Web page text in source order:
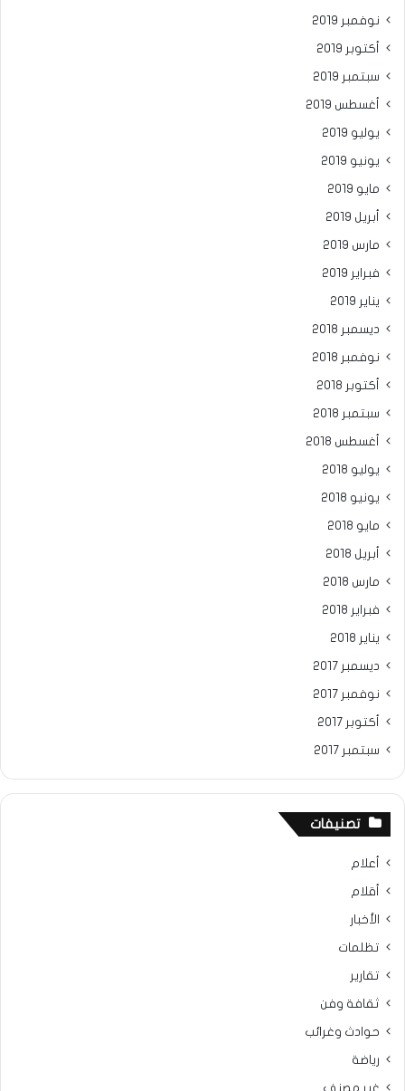
نوفمبر 2019
أكتوبر 2019
سبتمبر 2019
أغسطس 2019
يوليو 2019
يونيو 2019
مايو 2019
أبريل 2019
مارس 2019
فبراير 2019
يناير 2019
ديسمبر 2018
نوفمبر 2018
أكتوبر 2018
سبتمبر 2018
أغسطس 2018
يوليو 2018
يونيو 2018
مايو 2018
أبريل 2018
مارس 2018
فبراير 2018
يناير 2018
ديسمبر 2017
نوفمبر 2017
أكتوبر 2017
سبتمبر 2017
تصنيفات
أعلام
أقلام
الأخبار
تظلمات
تقارير
ثقافة وفن
حوادث وغرائب
رياضة
غير مصنف